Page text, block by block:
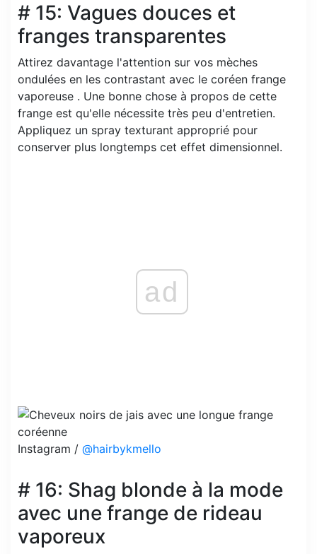
# 15: Vagues douces et
franges transparentes
Attirez davantage l'attention sur vos mèches
ondulées en les contrastant avec le coréen frange
vaporeuse . Une bonne chose à propos de cette
frange est qu'elle nécessite très peu d'entretien.
Appliquez un spray texturant approprié pour
conserver plus longtemps cet effet dimensionnel.
ad
Instagram / @hairbykmello
# 16: Shag blonde à la mode
avec une frange de rideau
vaporeux